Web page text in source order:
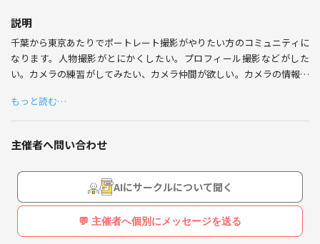
説明
千葉から東京あたりでポートレート撮影がやりたい方のコミュニティに
なります。人物撮影がとにかくしたい。プロフィール撮影などがした
い。カメラの練習がしてみたい、カメラ仲間が欲しい。カメラの情報が
っているけど使い方がわからないからこの機会に使い方を学びたい。な
どと思っている方は是非撮影会しましょう。被写体モデルさんも歓迎し
ます。
もっと読む…
主催者へ問い合わせ
AIにサークルについて聞く
💬 主催者へ個別にメッセージを送る